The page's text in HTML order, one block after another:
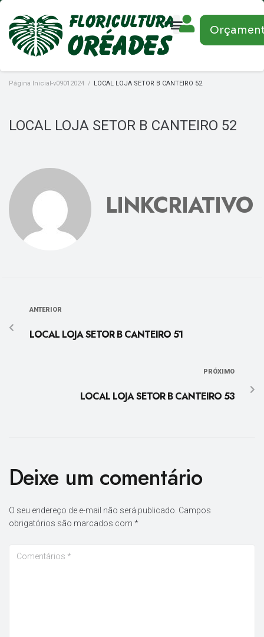
Página Inicial-v09012024 / LOCAL LOJA SETOR B CANTEIRO 52
LOCAL LOJA SETOR B CANTEIRO 52
LINKCRIATIVO
ANTERIOR
LOCAL LOJA SETOR B CANTEIRO 51
PRÓXIMO
LOCAL LOJA SETOR B CANTEIRO 53
Deixe um comentário
O seu endereço de e-mail não será publicado. Campos
obrigatórios são marcados com *